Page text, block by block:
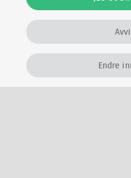
Installasjon av valgfri
utendørskamera til 0,-
Endre